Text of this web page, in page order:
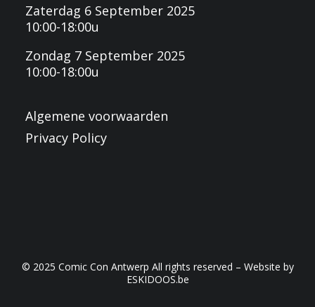
Zaterdag 6 September 2025
10:00-18:00u
Zondag 7 September 2025
10:00-18:00u
Algemene voorwaarden
Privacy Policy
© 2025 Comic Con Antwerp All rights reserved – Website by
ESKIDOOS.be